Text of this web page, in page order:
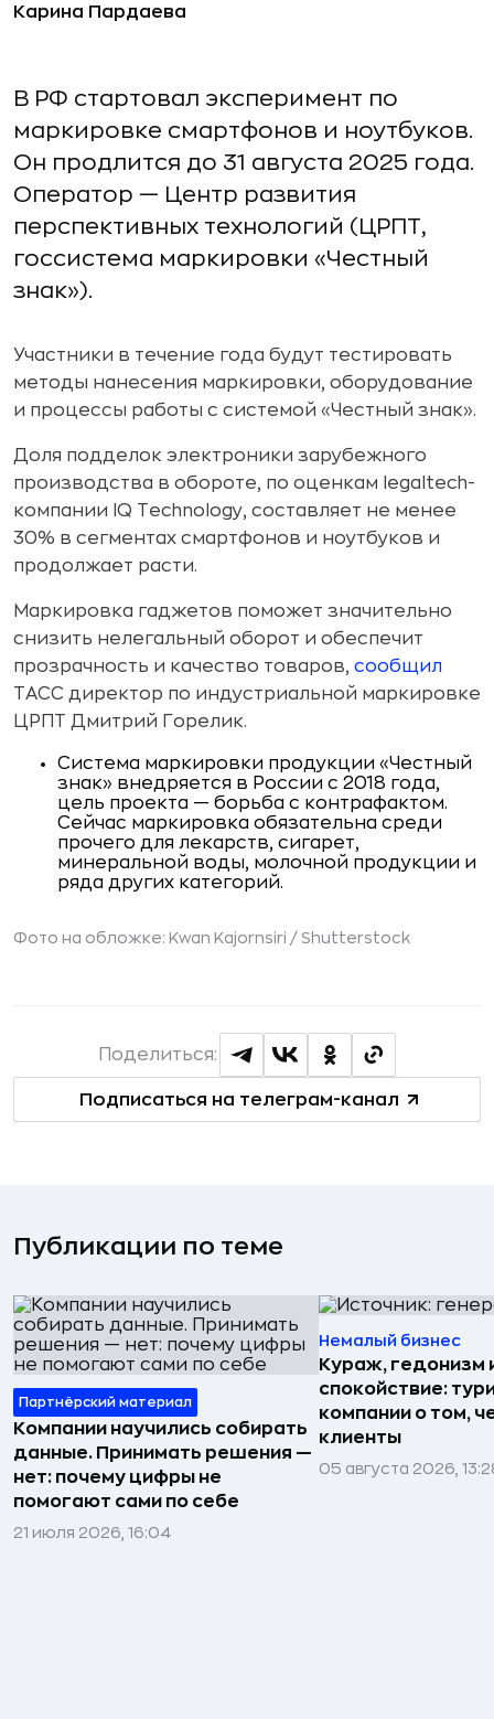
Карина Пардаева
В РФ стартовал эксперимент по
маркировке смартфонов и ноутбуков.
Он продлится до 31 августа 2025 года.
Оператор — Центр развития
перспективных технологий (ЦРПТ,
госсистема маркировки «Честный
знак»).
Участники в течение года будут тестировать
методы нанесения маркировки, оборудование
и процессы работы с системой «Честный знак».
Доля подделок электроники зарубежного
производства в обороте, по оценкам legaltech-
компании IQ Technology, составляет не менее
30% в сегментах смартфонов и ноутбуков и
продолжает расти.
Маркировка гаджетов поможет значительно
снизить нелегальный оборот и обеспечит
прозрачность и качество товаров, сообщил
ТАСС директор по индустриальной маркировке
ЦРПТ Дмитрий Горелик.
Система маркировки продукции «Честный
знак» внедряется в России с 2018 года,
цель проекта — борьба с контрафактом.
Сейчас маркировка обязательна среди
прочего для лекарств, сигарет,
минеральной воды, молочной продукции и
ряда других категорий.
Фото на обложке: Kwan Kajornsiri / Shutterstock
Подписаться на телеграм-канал
Поделиться:
Публикации по теме
Партнёрский материал
Компании научились собирать
данные. Принимать решения —
нет: почему цифры не
помогают сами по себе
21 июля 2026, 16:04
Немалый бизнес
Кураж, гедонизм
спокойствие:
компании о том,
клиенты
05 августа 2026,